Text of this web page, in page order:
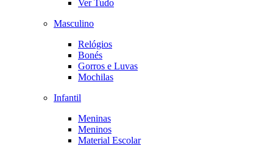
Ver Tudo
Masculino
Relógios
Bonés
Gorros e Luvas
Mochilas
Infantil
Meninas
Meninos
Material Escolar